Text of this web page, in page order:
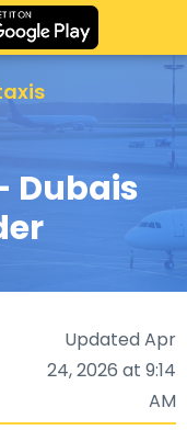
Dubais
Updated Apr
24, 2026 at 9:14
AM